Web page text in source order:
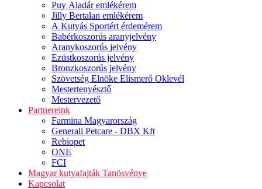
Puy Aladár emlékérem
Jilly Bertalan emlékérem
A Kutyás Sportért érdemérem
Babérkoszorús aranyjelvény
Aranykoszorús jelvény
Ezüstkoszorús jelvény
Bronzkoszorús jelvény
Szövetség Elnöke Elismerő Oklevél
Mestertenyésztő
Mestervezető
Partnereink
Farmina Magyarország
Generali Petcare - DBX Kft
Rebiopet
ONE
FCI
Magyar kutyafajták Tanösvénye
Kapcsolat